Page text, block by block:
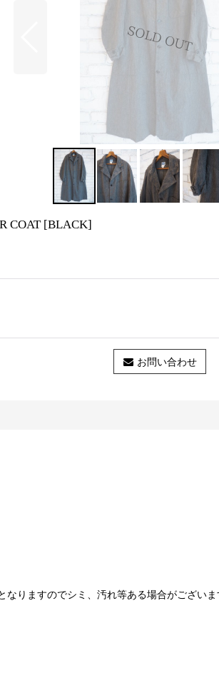
COAT [BLACK]
お問い合わせ
りますのでシミ、汚れ等ある場合がござい